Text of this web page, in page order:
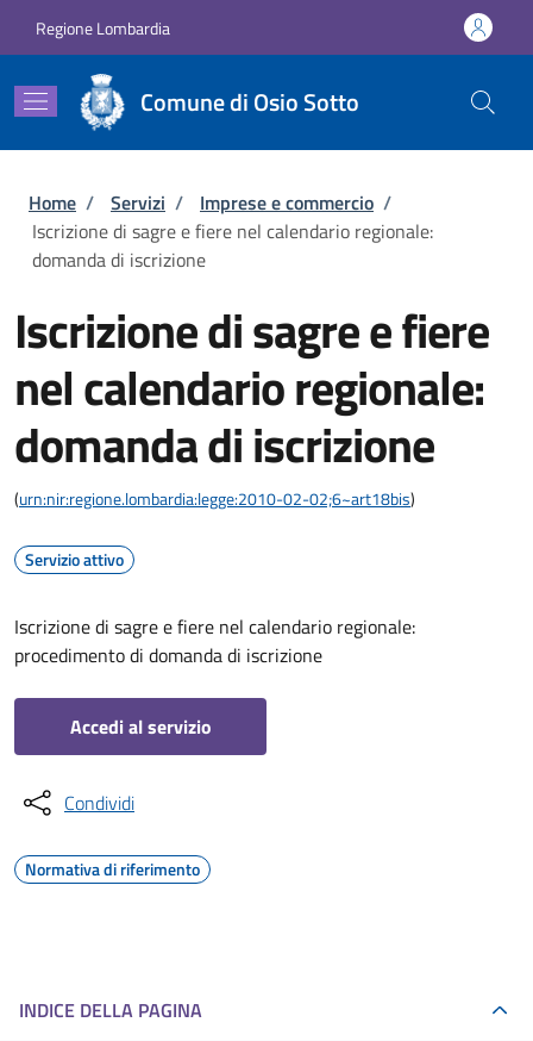
Regione Lombardia
Comune di Osio Sotto
Briciole di pane
Home / Servizi / Imprese e commercio /
Iscrizione di sagre e fiere nel calendario regionale:
domanda di iscrizione
Iscrizione di sagre e fiere
nel calendario regionale:
domanda di iscrizione
(urn:nir:regione.lombardia:legge:2010-02-02;6~art18bis)
Servizio attivo
Iscrizione di sagre e fiere nel calendario regionale:
procedimento di domanda di iscrizione
Accedi al servizio
Condividi
Normativa di riferimento
INDICE DELLA PAGINA